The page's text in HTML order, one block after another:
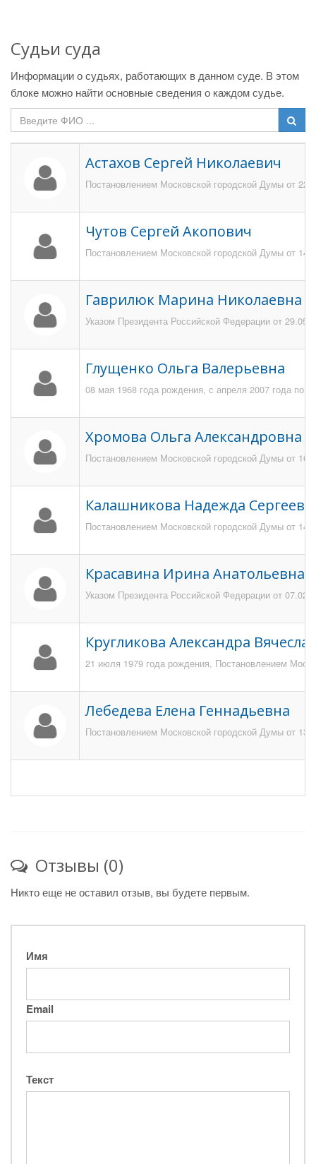
Судьи суда
Информации о судьях, работающих в данном суде. В этом
блоке можно найти основные сведения о каждом судье.
Астахов Сергей Николаевич
Постановлением Московской городской Думы от
Чутов Сергей Акопович
Постановлением Московской городской Думы от
Гаврилюк Марина Николаевна
Указом Президента Российской Федерации от
Глущенко Ольга Валерьевна
08 мая 1968 года рождения, с апреля 2007 года по
Хромова Ольга Александровна
Постановлением Московской городской Думы от 16
Калашникова Надежда
Постановлением Московской городской Думы от
Красавина Ирина Анатольевна
Указом Президента Российской Федерации от
Кругликова Александра
21 июля 1979 года рождения, Постановлением
Лебедева Елена Геннадьевна
Постановлением Московской городской Думы от 13
Отзывы (0)
Никто еще не оставил отзыв, вы будете первым.
Имя
Email
Текст